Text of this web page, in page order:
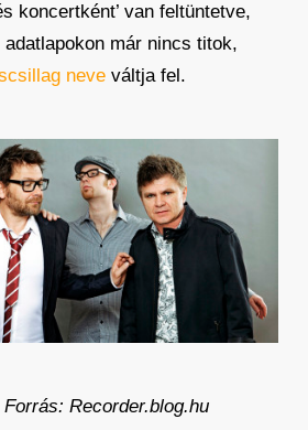
koncertként’ van feltüntetve,
már nincs titok,
neveváltja fel.
Recorder.blog.hu